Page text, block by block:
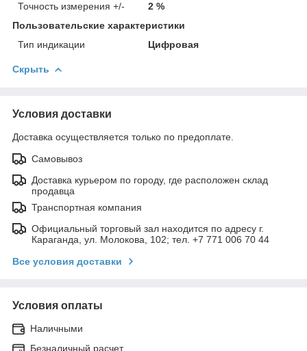
Точность измерения +/-
2 %
Пользовательские характеристики
Тип индикации
Цифровая
Скрыть
Условия доставки
Доставка осуществляется только по предоплате.
Самовывоз
Доставка курьером по городу, где расположен склад
продавца
Транспортная компания
Официальный торговый зал находится по адресу г.
Караганда, ул. Молокова, 102; тел. +7 771 006 70 44
Все условия доставки
Условия оплаты
Наличными
Безналичный расчет